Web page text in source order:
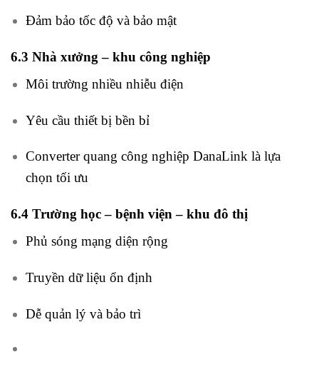
Đảm bảo tốc độ và bảo mật
6.3 Nhà xưởng – khu công nghiệp
Môi trường nhiều nhiễu điện
Yêu cầu thiết bị bền bỉ
Converter quang công nghiệp DanaLink là lựa
chọn tối ưu
6.4 Trường học – bệnh viện – khu đô thị
Phủ sóng mạng diện rộng
Truyền dữ liệu ổn định
Dễ quản lý và bảo trì